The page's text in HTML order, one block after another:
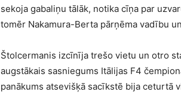
sekoja gabaliņu tālāk, notika cīņa par
tomēr Nakamura-Berta pārņēma vadību
Štolcermanis izcīnīja trešo vietu un otro
augstākais sasniegums Itālijas F4
panākums atsevišķā sacīkstē bija ceturtā